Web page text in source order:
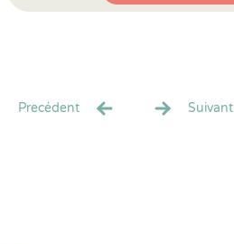
Precédent Suivant